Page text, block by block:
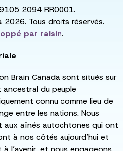
2094 RR0001.
2026. Tous droits réservés.
par raisin.
Brain Canada sont situés sur
du peuple
connu comme lieu de
entre les nations. Nous
aux aînés autochtones qui ont
à nos côtés aujourd’hui et
l’avenir, et nous engageons